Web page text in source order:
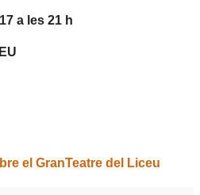
a les 21 h
el GranTeatre del Liceu